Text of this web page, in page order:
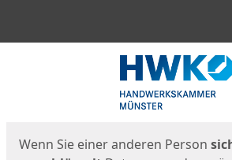
Wenn Sie einer anderen Person